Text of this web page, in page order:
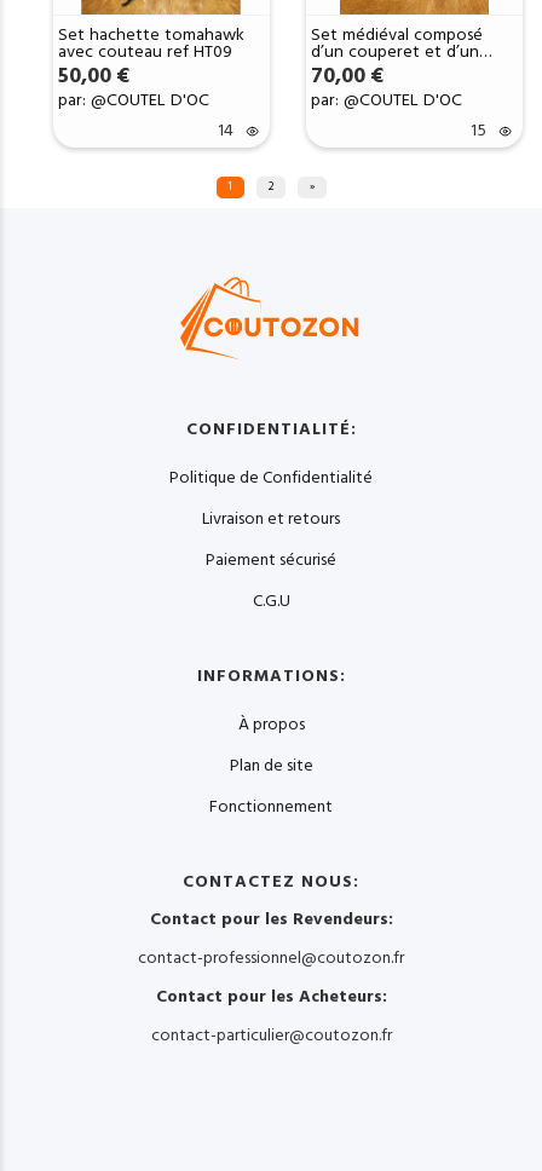
Set hachette tomahawk
avec couteau ref HT09
50,00 €
par: @COUTEL D'OC
14
Set médiéval composé
d’un couperet et d’un
Bowie lame fixe en acier
Damas ME2
70,00 €
par: @COUTEL D'OC
15
1 2 »
CONFIDENTIALITÉ:
Politique de Confidentialité
Livraison et retours
Paiement sécurisé
C.G.U
INFORMATIONS:
À propos
Plan de site
Fonctionnement
CONTACTEZ NOUS:
Contact pour les Revendeurs:
contact-professionnel@coutozon.fr
Contact pour les Acheteurs:
contact-particulier@coutozon.fr